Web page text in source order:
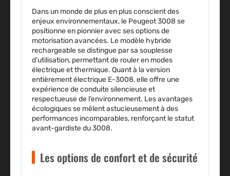
Dans un monde de plus en plus conscient des
enjeux environnementaux, le Peugeot 3008 se
positionne en pionnier avec ses options de
motorisation avancées. Le modèle hybride
rechargeable se distingue par sa souplesse
d’utilisation, permettant de rouler en modes
électrique et thermique. Quant à la version
entièrement électrique E-3008, elle offre une
expérience de conduite silencieuse et
respectueuse de l’environnement. Les avantages
écologiques se mêlent astucieusement à des
performances incomparables, renforçant le statut
avant-gardiste du 3008.
Les options de confort et de sécurité